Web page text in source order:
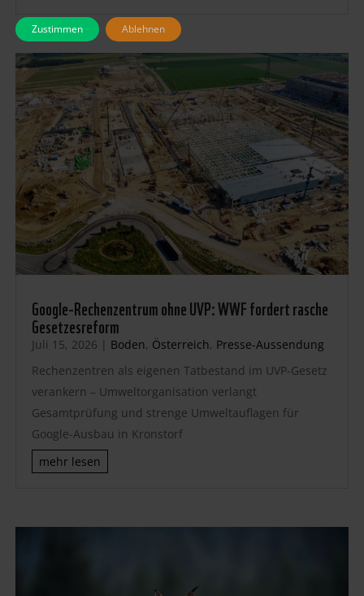
Google-Rechenzentrum ohne UVP: WWF fordert rasche
Gesetzesreform
Juli 15, 2026 | Boden, Österreich, Presse-Aussendung
Rechenzentren als eigenen Tatbestand im UVP-Gesetz
verankern – Umweltorganisation verlangt
Gesamtprüfung und strenge Umweltauflagen für
Google-Ausbau in Kronstorf
mehr lesen
Zustimmen Ablehnen